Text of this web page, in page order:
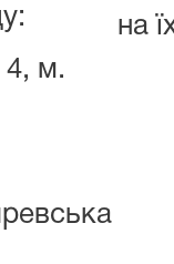
4, м.
на